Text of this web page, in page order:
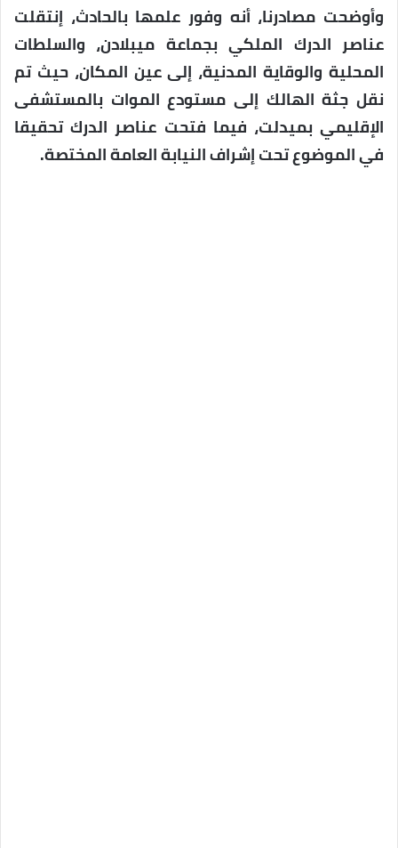
وأوضحت مصادرنا، أنه وفور علمها بالحادث، إنتقلت
عناصر الدرك الملكي بجماعة ميبلادن، والسلطات
المحلية والوقاية المدنية، إلى عين المكان، حيث تم
نقل جثة الهالك إلى مستودع الموات بالمستشفى
الإقليمي بميدلت، فيما فتحت عناصر الدرك تحقيقا
في الموضوع تحت إشراف النيابة العامة المختصة.